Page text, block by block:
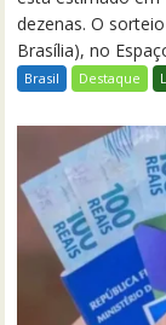
dezenas. O
Brasília), no
Brasil Destaque